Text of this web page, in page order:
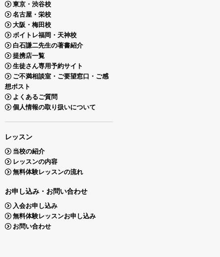
東京・渋谷校
名古屋・栄校
大阪・梅田校
ボイトレ福岡・天神校
白石謙二先生の著書紹介
提携店一覧
生徒さん専用予約サイト
ご不満相談室・ご要望窓口・ご感
想ポスト
よくあるご質問
個人情報の取り扱いについて
レッスン
当校の紹介
レッスンの内容
無料体験レッスンの流れ
お申し込み・お問い合わせ
入会お申し込み
無料体験レッスンお申し込み
お問い合わせ